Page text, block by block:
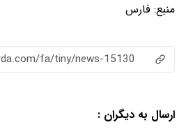
منبع: فارس
fa/tiny/news-15130
ارسال به دیگران :